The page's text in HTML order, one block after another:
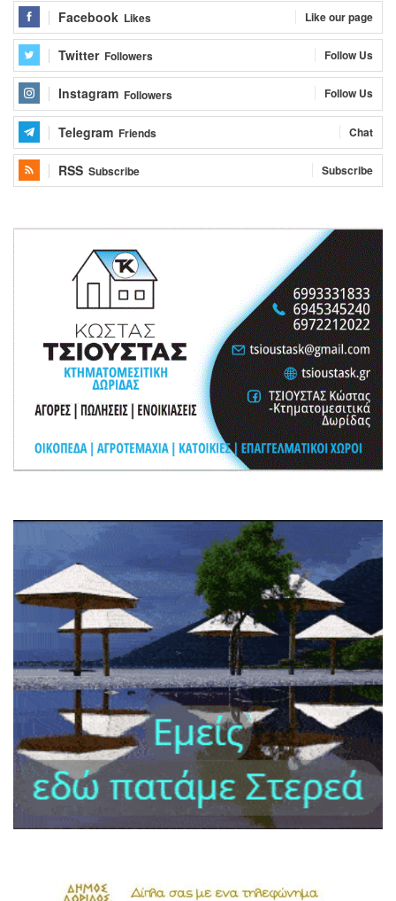
Facebook Likes Like our page
Twitter Followers Follow Us
Instagram Followers Follow Us
Telegram Friends Chat
RSS Subscribe Subscribe